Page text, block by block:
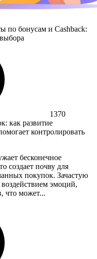
по бонусам и Cashback:
1370
как развитие
контролировать
бесконечное
создает почву для
покупок. Зачастую
эмоций,
что может...